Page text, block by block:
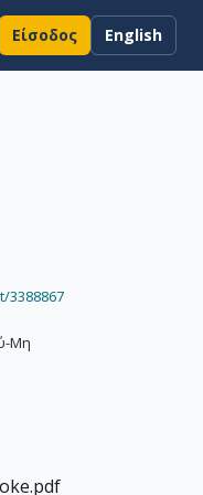
Είσοδος English
Μη